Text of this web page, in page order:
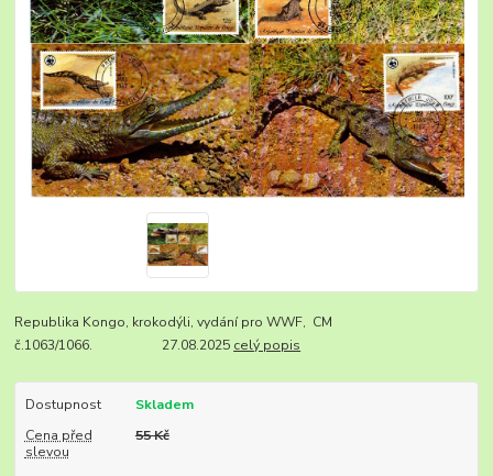
Republika Kongo, krokodýli, vydání pro WWF, CM
č.1063/1066. 27.08.2025 celý popis
Dostupnost
Skladem
Cena před
slevou
55 Kč